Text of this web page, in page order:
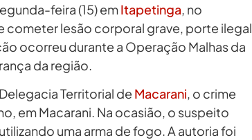
feira (15) emItapetinga, no
cometer lesão corporal grave, porte ilegal
ocorreu durante a Operação Malhas da
da região.
Territorial de Macarani, o crime
em Macarani. Na ocasião, o suspeito
uma arma de fogo. A autoria foi